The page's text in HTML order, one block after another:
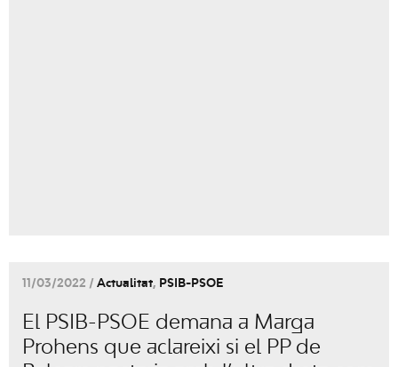
11/03/2022 / Actualitat, PSIB-PSOE
El PSIB-PSOE demana a Marga
Prohens que aclareixi si el PP de